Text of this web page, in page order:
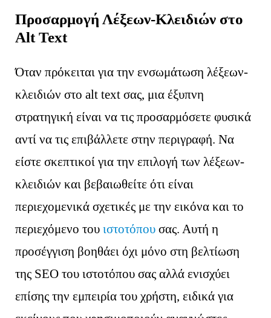
Προσαρμογή Λέξεων-Κλειδιών στο
Alt Text
Όταν πρόκειται για την ενσωμάτωση λέξεων-
κλειδιών στο alt text σας, μια έξυπνη
στρατηγική είναι να τις προσαρμόσετε φυσικά
αντί να τις επιβάλλετε στην περιγραφή. Να
είστε σκεπτικοί για την επιλογή των λέξεων-
κλειδιών και βεβαιωθείτε ότι είναι
περιεχομενικά σχετικές με την εικόνα και το
περιεχόμενο τουιστοτόπου σας. Αυτή η
προσέγγιση βοηθάει όχι μόνο στη βελτίωση
της SEO του ιστοτόπου σας αλλά ενισχύει
επίσης την εμπειρία του χρήστη, ειδικά για